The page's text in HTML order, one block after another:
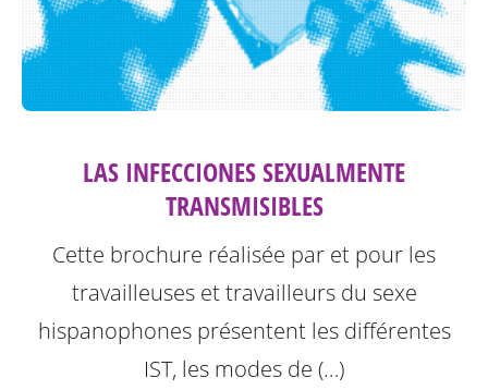
LAS INFECCIONES SEXUALMENTE
TRANSMISIBLES
Cette brochure réalisée par et pour les
travailleuses et travailleurs du sexe
hispanophones présentent les différentes
IST, les modes de (…)